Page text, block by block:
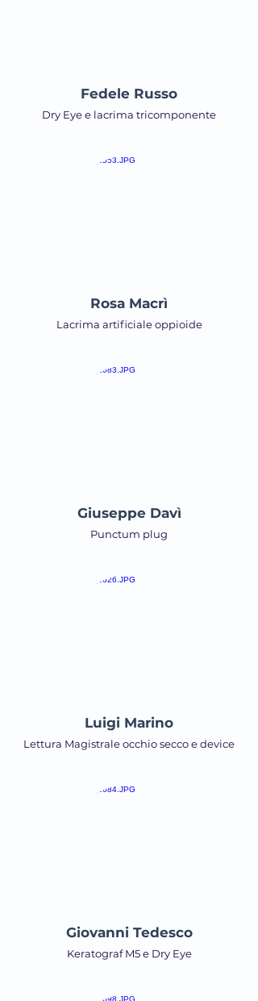
Fedele Russo
Dry Eye e lacrima tricomponente
Rosa Macrì
Lacrima artificiale oppioide
Giuseppe Davì
Punctum plug
Luigi Marino
Lettura Magistrale occhio secco e device
Giovanni Tedesco
Keratograf M5 e Dry Eye